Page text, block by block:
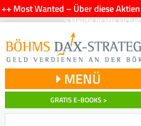
++ Most Wanted – Über diese
> Heute gratis
MENÜ
GRATIS E-BOOKS >